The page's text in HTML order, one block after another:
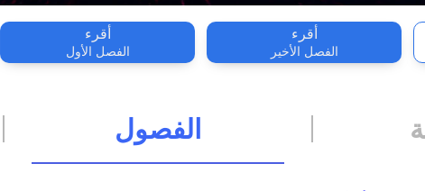
أقرء
الفصل الأول
أقرء
الفصل الأخير
الفصول